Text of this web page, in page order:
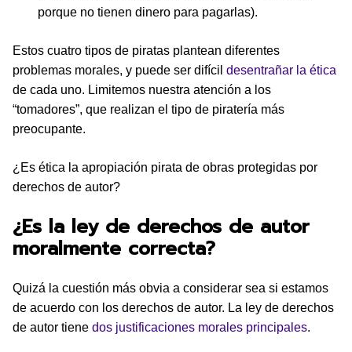
porque no tienen dinero para pagarlas).
Estos cuatro tipos de piratas plantean diferentes
problemas morales, y puede ser difícil desentrañar la ética
de cada uno. Limitemos nuestra atención a los
“tomadores”, que realizan el tipo de piratería más
preocupante.
¿Es ética la apropiación pirata de obras protegidas por
derechos de autor?
¿Es la ley de derechos de autor
moralmente correcta?
Quizá la cuestión más obvia a considerar sea si estamos
de acuerdo con los derechos de autor. La ley de derechos
de autor tiene dos justificaciones morales principales.